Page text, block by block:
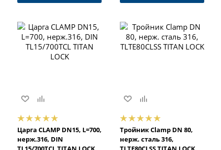
Царга CLAMP DN15, L=700,
нерж.316, DIN
Тройник Clamp DN 80,
нерж. сталь 316,